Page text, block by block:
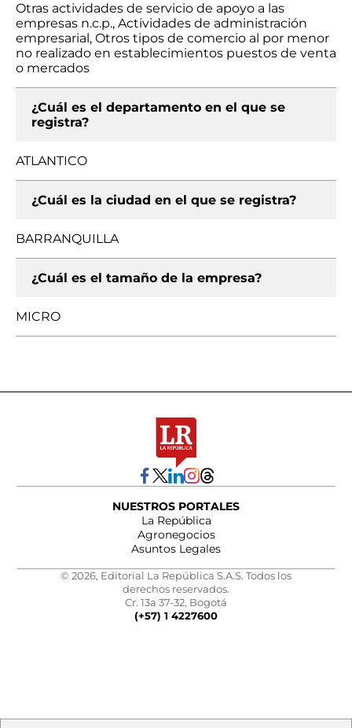
Otras actividades de servicio de apoyo a las
empresas n.c.p., Actividades de administración
empresarial, Otros tipos de comercio al por menor
no realizado en establecimientos puestos de venta
o mercados
¿Cuál es el departamento en el que se
registra?
ATLANTICO
¿Cuál es la ciudad en el que se registra?
BARRANQUILLA
¿Cuál es el tamaño de la empresa?
MICRO
NUESTROS PORTALES
La República
Agronegocios
Asuntos Legales
© 2026, Editorial La República S.A.S. Todos los
derechos reservados.
Cr. 13a 37-32, Bogotá
(+57) 1 4227600